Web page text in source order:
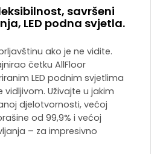
savršeni
LED podna svjetla.
ako je ne vidite.
četku AllFloor
LED podnim svjetlima
vidljivom. Uživajte u jakim
djelotvornosti, većoj
od 99,9% i većoj
– za impresivno